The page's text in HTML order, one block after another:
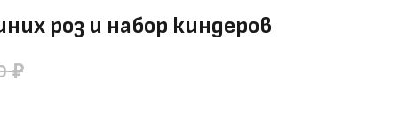
роз и набор киндеров
₽